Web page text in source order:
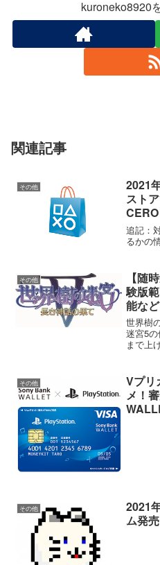
カルタグラ
龍が如く 極
Ties
RIDE 6
零 ~紅い蝶~
Cabernet
零 ~紅い蝶
kuroneko8920
関連記事
その他
2021
スト
追記：
るかの
その他
【随
験版
能な
世界樹
迷宮5
まで上
その他
Vプリ
メ！
その他
2021
ム発